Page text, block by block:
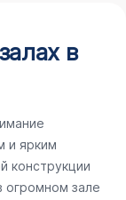
в
и ярким
конструкции
огромном зале